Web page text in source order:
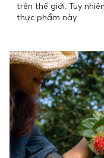
trên thế giới. Tuy
thực phẩm này.